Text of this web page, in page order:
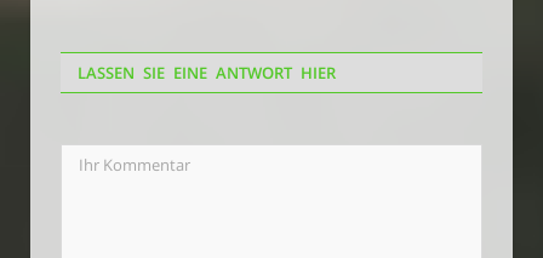
LASSEN SIE EINE ANTWORT HIER